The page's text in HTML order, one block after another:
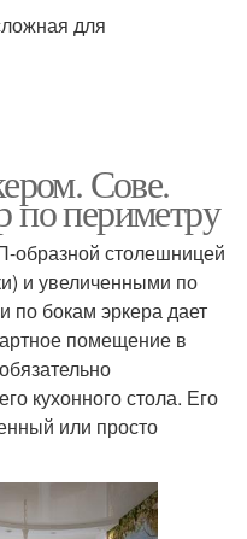
для
Сове.
по периметру
образной столешницей
и увеличенными по
бокам эркера дает
помещение в
кухонного стола. Его
или просто